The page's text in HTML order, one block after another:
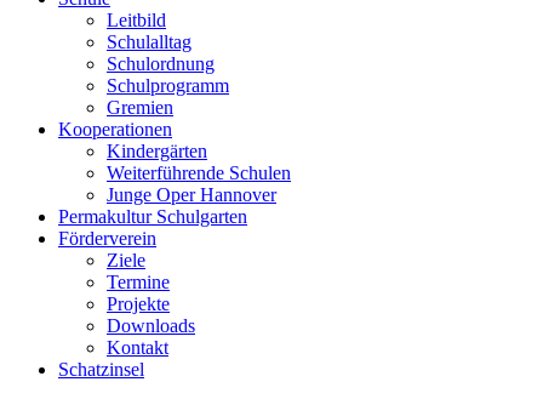
Leitbild
Schulalltag
Schulordnung
Schulprogramm
Gremien
Kooperationen
Kindergärten
Weiterführende Schulen
Junge Oper Hannover
Permakultur Schulgarten
Förderverein
Ziele
Termine
Projekte
Downloads
Kontakt
Schatzinsel